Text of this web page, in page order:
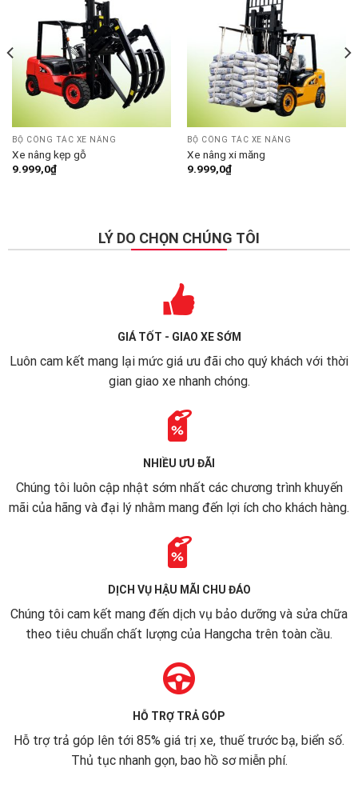
BỘ CÔNG TÁC XE NÂNG
Xe nâng kẹp gỗ
9.999,0₫
BỘ CÔNG TÁC XE NÂNG
Xe nâng xi măng
9.999,0₫
LÝ DO CHỌN CHÚNG TÔI
GIÁ TỐT - GIAO XE SỚM
Luôn cam kết mang lại mức giá ưu đãi cho quý khách với thời
gian giao xe nhanh chóng.
NHIỀU ƯU ĐÃI
Chúng tôi luôn cập nhật sớm nhất các chương trình khuyến
mãi của hãng và đại lý nhằm mang đến lợi ích cho khách hàng.
DỊCH VỤ HẬU MÃI CHU ĐÁO
Chúng tôi cam kết mang đến dịch vụ bảo dưỡng và sửa chữa
theo tiêu chuẩn chất lượng của Hangcha trên toàn cầu.
HỖ TRỢ TRẢ GÓP
Hỗ trợ trả góp lên tới 85% giá trị xe, thuế trước bạ, biển số.
Thủ tục nhanh gọn, bao hồ sơ miễn phí.